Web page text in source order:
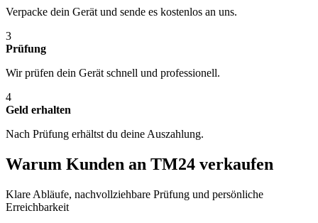
Verpacke dein Gerät und sende es kostenlos an uns.
3
Prüfung
Wir prüfen dein Gerät schnell und professionell.
4
Geld erhalten
Nach Prüfung erhältst du deine Auszahlung.
Warum Kunden an TM24 verkaufen
Klare Abläufe, nachvollziehbare Prüfung und persönliche
Erreichbarkeit